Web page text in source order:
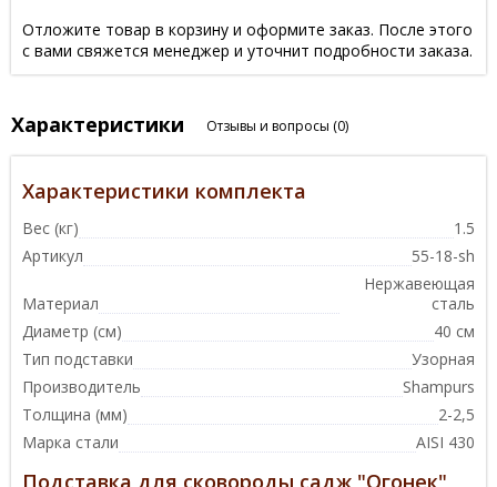
Отложите товар в корзину и оформите заказ. После этого
с вами свяжется менеджер и уточнит подробности заказа.
Характеристики Отзывы и вопросы (0)
Характеристики комплекта
Вес (кг)
1.5
Артикул
55-18-sh
Материал
Нержавеющая
сталь
Диаметр (см)
40 см
Тип подставки
Узорная
Производитель
Shampurs
Толщина (мм)
2-2,5
Марка стали
AISI 430
Подставка для сковороды садж "Огонек"